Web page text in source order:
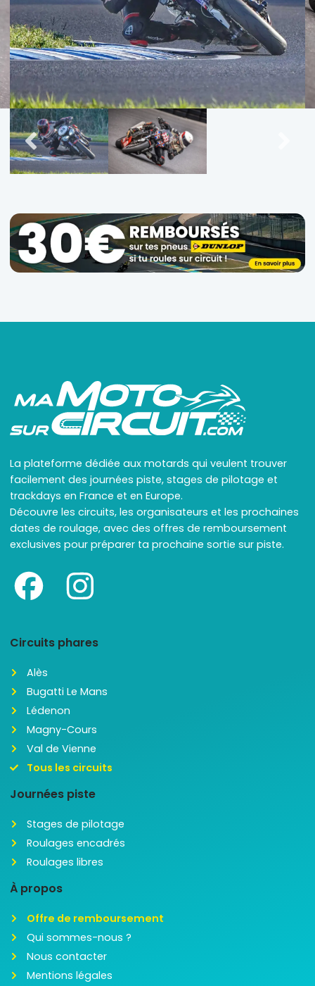
La plateforme dédiée aux motards qui veulent trouver
facilement des journées piste, stages de pilotage et
trackdays en France et en Europe.
Découvre les circuits, les organisateurs et les prochaines
dates de roulage, avec des offres de remboursement
exclusives pour préparer ta prochaine sortie sur piste.
Circuits phares
Alès
Bugatti Le Mans
Lédenon
Magny-Cours
Val de Vienne
Tous les circuits
Journées piste
Stages de pilotage
Roulages encadrés
Roulages libres
À propos
Offre de remboursement
Qui sommes-nous ?
Nous contacter
Mentions légales